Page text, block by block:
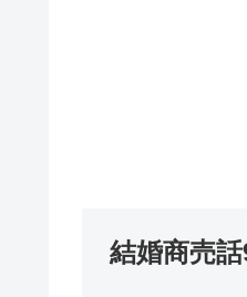
結婚商売